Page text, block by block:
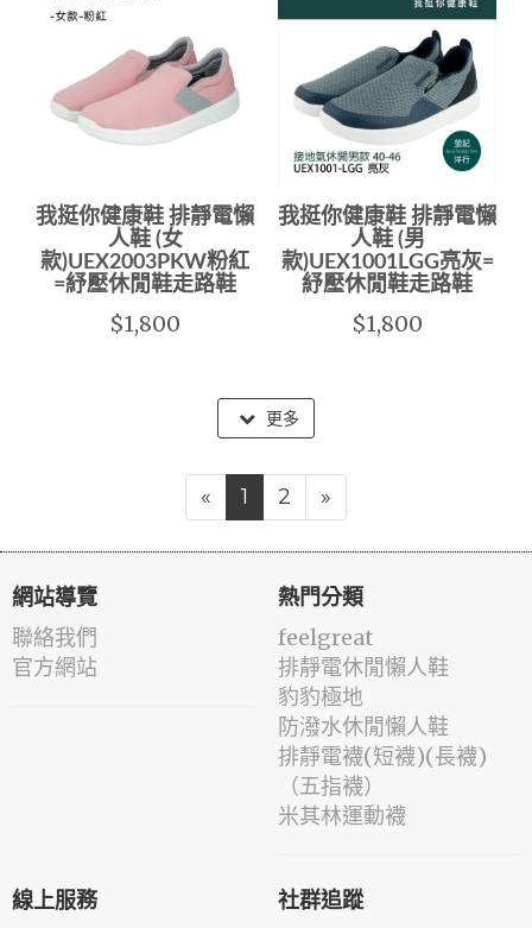
我挺你健康鞋 排靜電懶
人鞋 (女
款)UEX2003PKW粉紅
=紓壓休閒鞋走路鞋
$1,800
我挺你健康鞋 排靜電懶
人鞋 (男
款)UEX1001LGG亮灰=
紓壓休閒鞋走路鞋
$1,800
更多
« 1 2 »
網站導覽
聯絡我們
官方網站
熱門分類
feelgreat
排靜電休閒懶人鞋
豹豹極地
防潑水休閒懶人鞋
排靜電襪(短襪)(長襪)
（五指襪）
米其林運動襪
線上服務 社群追蹤